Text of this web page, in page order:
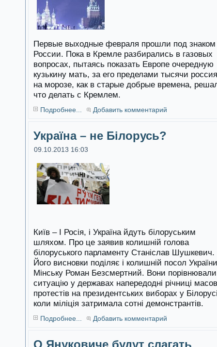
Первые выходные февраля прошли под знаком
России. Пока в Кремле разбирались в газовых
вопросах, пытаясь показать Европе очередную
кузькину мать, за его пределами тысячи
на морозе, как в старые добрые времена,
что делать с Кремлем.
Подробнее... Добавить комментарий
Україна – не Білорусь?
09.10.2013 16:03
Київ – І Росія, і Україна йдуть білоруським
шляхом. Про це заявив колишній голова
білоруського парламенту Станіслав Шушкевич.
Його висновки поділяє і колишній посол
Мінську Роман Безсмертний. Вони порівнювали
ситуацію у державах напередодні річниці
протестів на президентських виборах у
коли міліція затримала сотні демонстрантів.
Подробнее... Добавить комментарий
О Януковиче будут слагать